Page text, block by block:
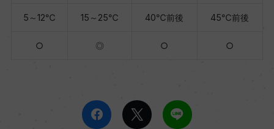
5～12℃ 15～25℃ 40℃前後 45℃前後
○ ◎ ○ ○